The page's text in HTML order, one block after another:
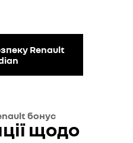
Renault
бонус
щодо